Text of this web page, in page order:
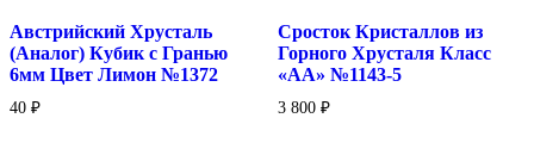
Австрийский Хрусталь
(Аналог) Кубик с Гранью
6мм Цвет Лимон №1372
40 ₽
Сросток Кристаллов из
Горного Хрусталя Класс
«АА» №1143-5
3 800 ₽